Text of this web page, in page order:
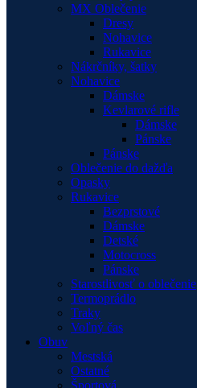
MX Oblečenie
Dresy
Nohavice
Rukavice
Nákrčníky, šatky
Nohavice
Dámske
Kevlarové rifle
Dámske
Pánske
Pánske
Oblečenie do dažďa
Opasky
Rukavice
Bezprstové
Dámske
Detské
Motocross
Pánske
Starostlivosť o oblečenie
Termoprádlo
Traky
Voľný čas
Obuv
Mestská
Ostatné
Športová